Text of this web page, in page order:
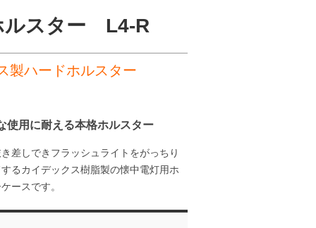
ルスター L4-R
製ハードホルスター
使用に耐える本格ホルスター
差しできフラッシュライトをがっちり
るカイデックス樹脂製の懐中電灯用ホ
ースです。